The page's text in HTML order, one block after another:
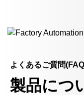
よくあるご質問
製品につ